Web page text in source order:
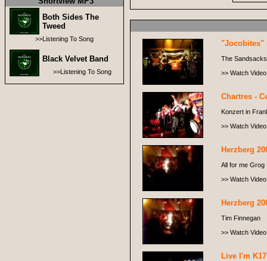
Both Sides The
Tweed
>>Listening To Song
Black Velvet Band
>>Listening To Song
"Jocobites"
The
>> Watch Video
Chartres -
Konzert in
>> Watch Video
Herzberg
All for me Grog
>> Watch Video
Herzberg
Tim Finnegan
>> Watch Video
Live I'm K17